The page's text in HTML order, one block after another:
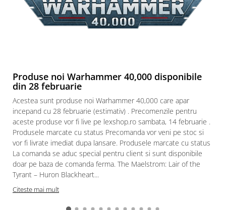
Puzzle 150 piese
Puzzle 1000 piese fluorescent
Puzzle 24 piese
Puzzle-uri metalice si logice
Puzzle 3 in 1
Puzzle 350 piese
Puzzle 275 piese
Puzzle 550 piese
Warhammer
Warhammer 40K
Age of Sigmar
Produse noi Warhammer 40,000 disponibile
din 28 februarie
Acestea sunt produse noi Warhammer 40,000 care apar
incepand cu 28 februarie (estimativ) . Precomenzile pentru
aceste produse vor fi live pe lexshop.ro sambata, 14 februarie .
Produsele marcate cu status Precomanda vor veni pe stoc si
vor fi livrate imediat dupa lansare. Produsele marcate cu status
La comanda se aduc special pentru client si sunt disponibile
doar pe baza de comanda ferma. The Maelstrom: Lair of the
Tyrant – Huron Blackheart...
Citeste mai mult